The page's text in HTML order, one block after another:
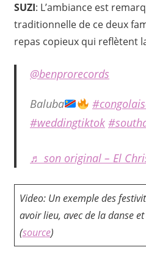
SUZI: L’ambiance est
traditionnelle de ce deux
repas copieux qui reflètent
@benprorecords
Baluba
#weddingtiktok
♬ son original – El
Video: Un exemple des
avoir lieu, avec de la danse
(source)